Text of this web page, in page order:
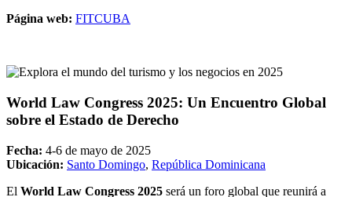
Página web: FITCUBA
World Law Congress 2025: Un Encuentro Global
sobre el Estado de Derecho
Fecha: 4-6 de mayo de 2025
Ubicación: Santo Domingo, República Dominicana
El World Law Congress 2025 será un foro global que reunirá a